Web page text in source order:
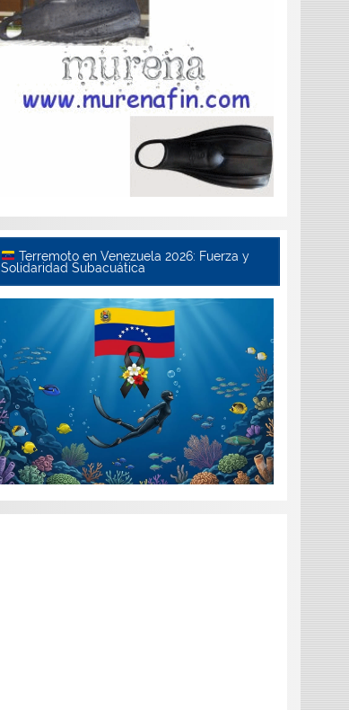
Terremoto en Venezuela 2026: Fuerza y
Solidaridad Subacuática